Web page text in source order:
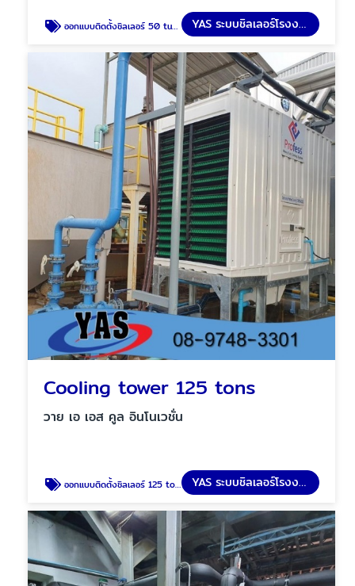
ออกแบบติดตั้งชิลเลอร์ 50 tuns YAS ระบบชิลเลอร์โรงงาน
Cooling tower 125 tons
วาย เอ เอส คูล อินโนเวชั่น
ออกแบบติดตั้งชิลเลอร์ 125 tons YAS ระบบชิลเลอร์โรงงาน